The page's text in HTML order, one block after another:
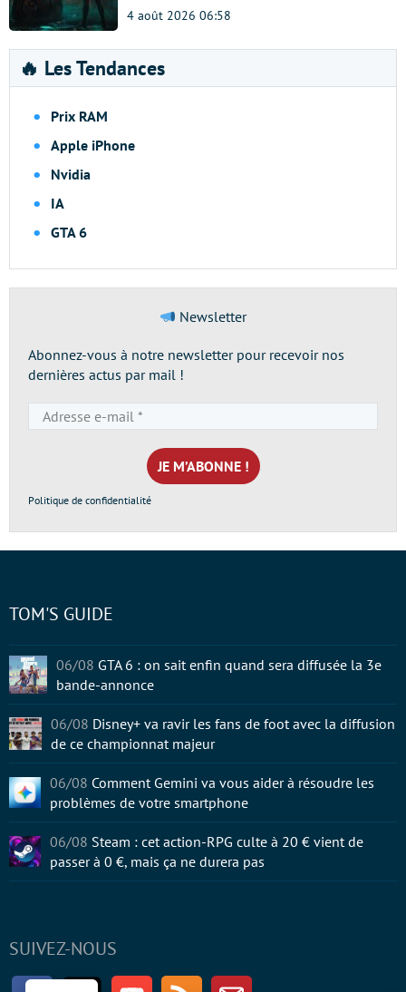
4 août 2026 06:58
🔥 Les Tendances
Prix RAM
Apple iPhone
Nvidia
IA
GTA 6
Newsletter
Abonnez-vous à notre newsletter pour recevoir nos
dernières actus par mail !
e-
mail
*
Politique de confidentialité
SUIVEZ-NOUS
FacebookTwitter Youtube RSS Newsletter
TOM'S GUIDE
06/08 GTA 6 : on sait enfin quand sera diffusée la 3e
bande-annonce
06/08 Disney+ va ravir les fans de foot avec la diffusion
de ce championnat majeur
06/08 Comment Gemini va vous aider à résoudre les
problèmes de votre smartphone
06/08 Steam : cet action-RPG culte à 20 € vient de
passer à 0 €, mais ça ne durera pas